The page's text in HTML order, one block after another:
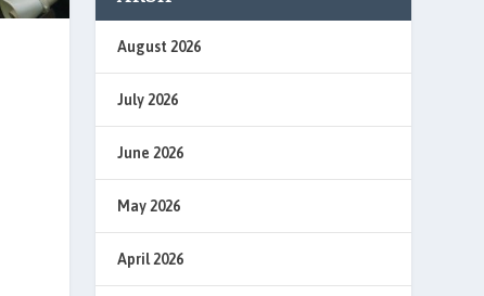
August 2026
July 2026
June 2026
May 2026
April 2026